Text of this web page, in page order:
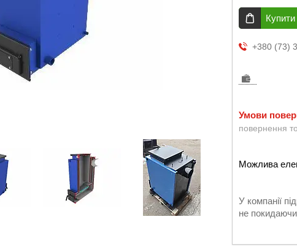
Купити
+380 (73)
повернення
У компанії
не